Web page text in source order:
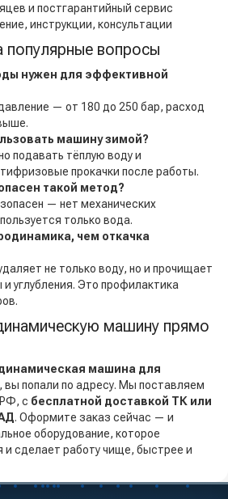
и постгарантийный сервис
инструкции, консультации
популярные вопросы
нужен для эффективной
— от 180 до 250 бар, расход
машину зимой?
подавать тёплую воду и
прокачки после работы.
такой метод?
— нет механических
только вода.
чем откачка
не только воду, но и прочищает
углубления. Это профилактика
машину прямо
машина для
, вы попали по адресу. Мы поставляем
с бесплатной доставкой ТК или
. Оформите заказ сейчас — и
оборудование, которое
сделает работу чище, быстрее и